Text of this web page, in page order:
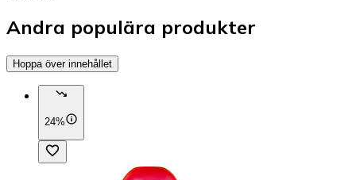
Andra populära produkter
Hoppa över innehållet
24%